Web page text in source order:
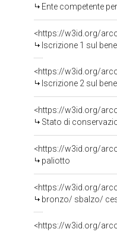
Ente competente per tutela
<https://w3id.org/
Iscrizione 1 sul
<https://w3id.org/
Iscrizione 2 sul
<https://w3id.org/
Stato di
<https://w3id.org/
paliotto
<https://w3id.org/
bronzo/ sbalzo/
<https://w3id.org/